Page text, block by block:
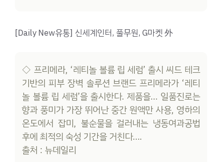
[Daily New유통] 신세계인터, 풀무원, G마켓 外
◇ 프리메라, ‘레티놀 볼륨 립 세럼’ 출시 씨드 테크
기반의 피부 장벽 솔루션 브랜드 프리메라가 ‘레티
놀 볼륨 립 세럼’을 출시한다. 제품을… 일품진로는
향과 풍미가 가장 뛰어난 중간 원액만 사용, 영하의
온도에서 잡미, 불순물을 걸러내는 냉동여과공법
후에 최적의 숙성 기간을 거친다….
출처 : 뉴데일리